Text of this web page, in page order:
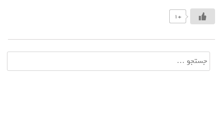
+1
جستجو
برای: